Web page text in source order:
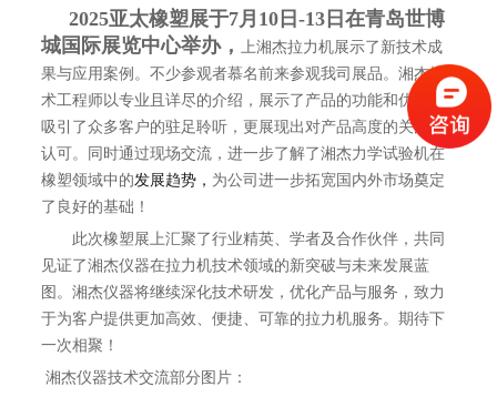
2025亚太橡塑展于7月10日-13日在青岛世博
城国际展览中心举办，上湘杰拉力机展示了新技术成
果与应用案例。不少参观者慕名前来参观我司展品。湘杰技
术工程师以专业且详尽的介绍，展示了产品的功能和优势，
吸引了众多客户的驻足聆听，更展现出对产品高度的关注与
认可。同时通过现场交流，进一步了解了湘杰力学试验机在
橡塑领域中的发展趋势， 为公司进一步拓宽国内外市场奠定
了良好的基础！
此次橡塑展上汇聚了行业精英、学者及合作伙伴，共同
见证了湘杰仪器在拉力机技术领域的新突破与未来发展蓝
图。湘杰仪器将继续深化技术研发，优化产品与服务，致力
于为客户提供更加高效、便捷、可靠的拉力机服务。期待下
一次相聚！
湘杰仪器技术交流部分图片：